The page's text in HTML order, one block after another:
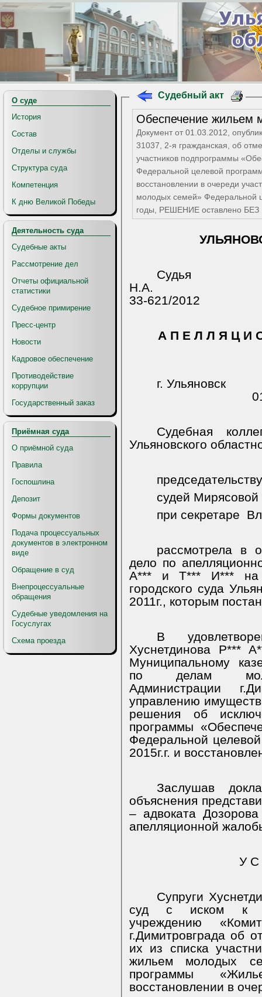
О суде
История
Состав
Отделы и службы
Структура суда
Компетенция
К дню Великой Победы
Деятельность суда
Судебные акты
Рассмотрение дел
Отчеты официальной
статистики
Судебное примирение
Пресс-центр
Новости
Кадровое обеспечение
Противодействие
коррупции
Государственный заказ
Приёмная суда
О приёмной суда
Правила
Госпошлина
Депозит
Формы документов
Подача процессуальных
документов в электронном
виде
Обращение в суд
Внепроцессуальные
обращения
Судебные уведомления на
Госуслугах
Схема проезда
Судебный акт
Обеспечение жильем
Документ от 01.03.2012,
31037, 2-я гражданская, об
участников подпрограммы
Федеральной целевой
восстановлении в очереди
молодых семей» Федеральной
годы, РЕШЕНИЕ оставлено
Н.А.
33-621/2012
А П Е Л Л Я Ц И
г. Ульяновск
Судебная
Ульяновского
судей
при секретаре
рассмотрела в
дело по
А*** и Т*** И*** на
городского суда
2011г., которым
В
Хуснетдинова Р***
Муниципальному
по делам
Администрации
управлению
решения об
программы
Федеральной
2015г.г. и
Заслушав
объяснения
– адвоката
апелляционной
У С
Супруги
суд с иском к
учреждению
г.Димитровграда об
их из списка
жильем молодых
программы
восстановлении в